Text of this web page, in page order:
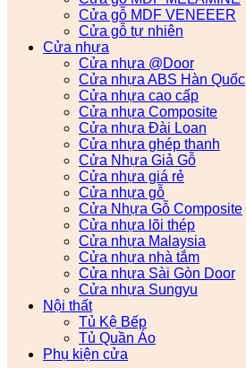
Cửa gỗ MDF VENEEER
Cửa gỗ tự nhiên
Cửa nhựa
Cửa nhựa @Door
Cửa nhựa ABS Hàn Quốc
Cửa nhựa cao cấp
Cửa nhựa Composite
Cửa nhựa Đài Loan
Cửa nhựa ghép thanh
Cửa Nhựa Giả Gỗ
Cửa nhựa giá rẻ
Cửa nhựa gỗ
Cửa Nhựa Gỗ Composite
Cửa nhựa lõi thép
Cửa nhựa Malaysia
Cửa nhựa nhà tắm
Cửa nhựa Sài Gòn Door
Cửa nhựa Sungyu
Nội thất
Tủ Kệ Bếp
Tủ Quần Áo
Phụ kiện cửa